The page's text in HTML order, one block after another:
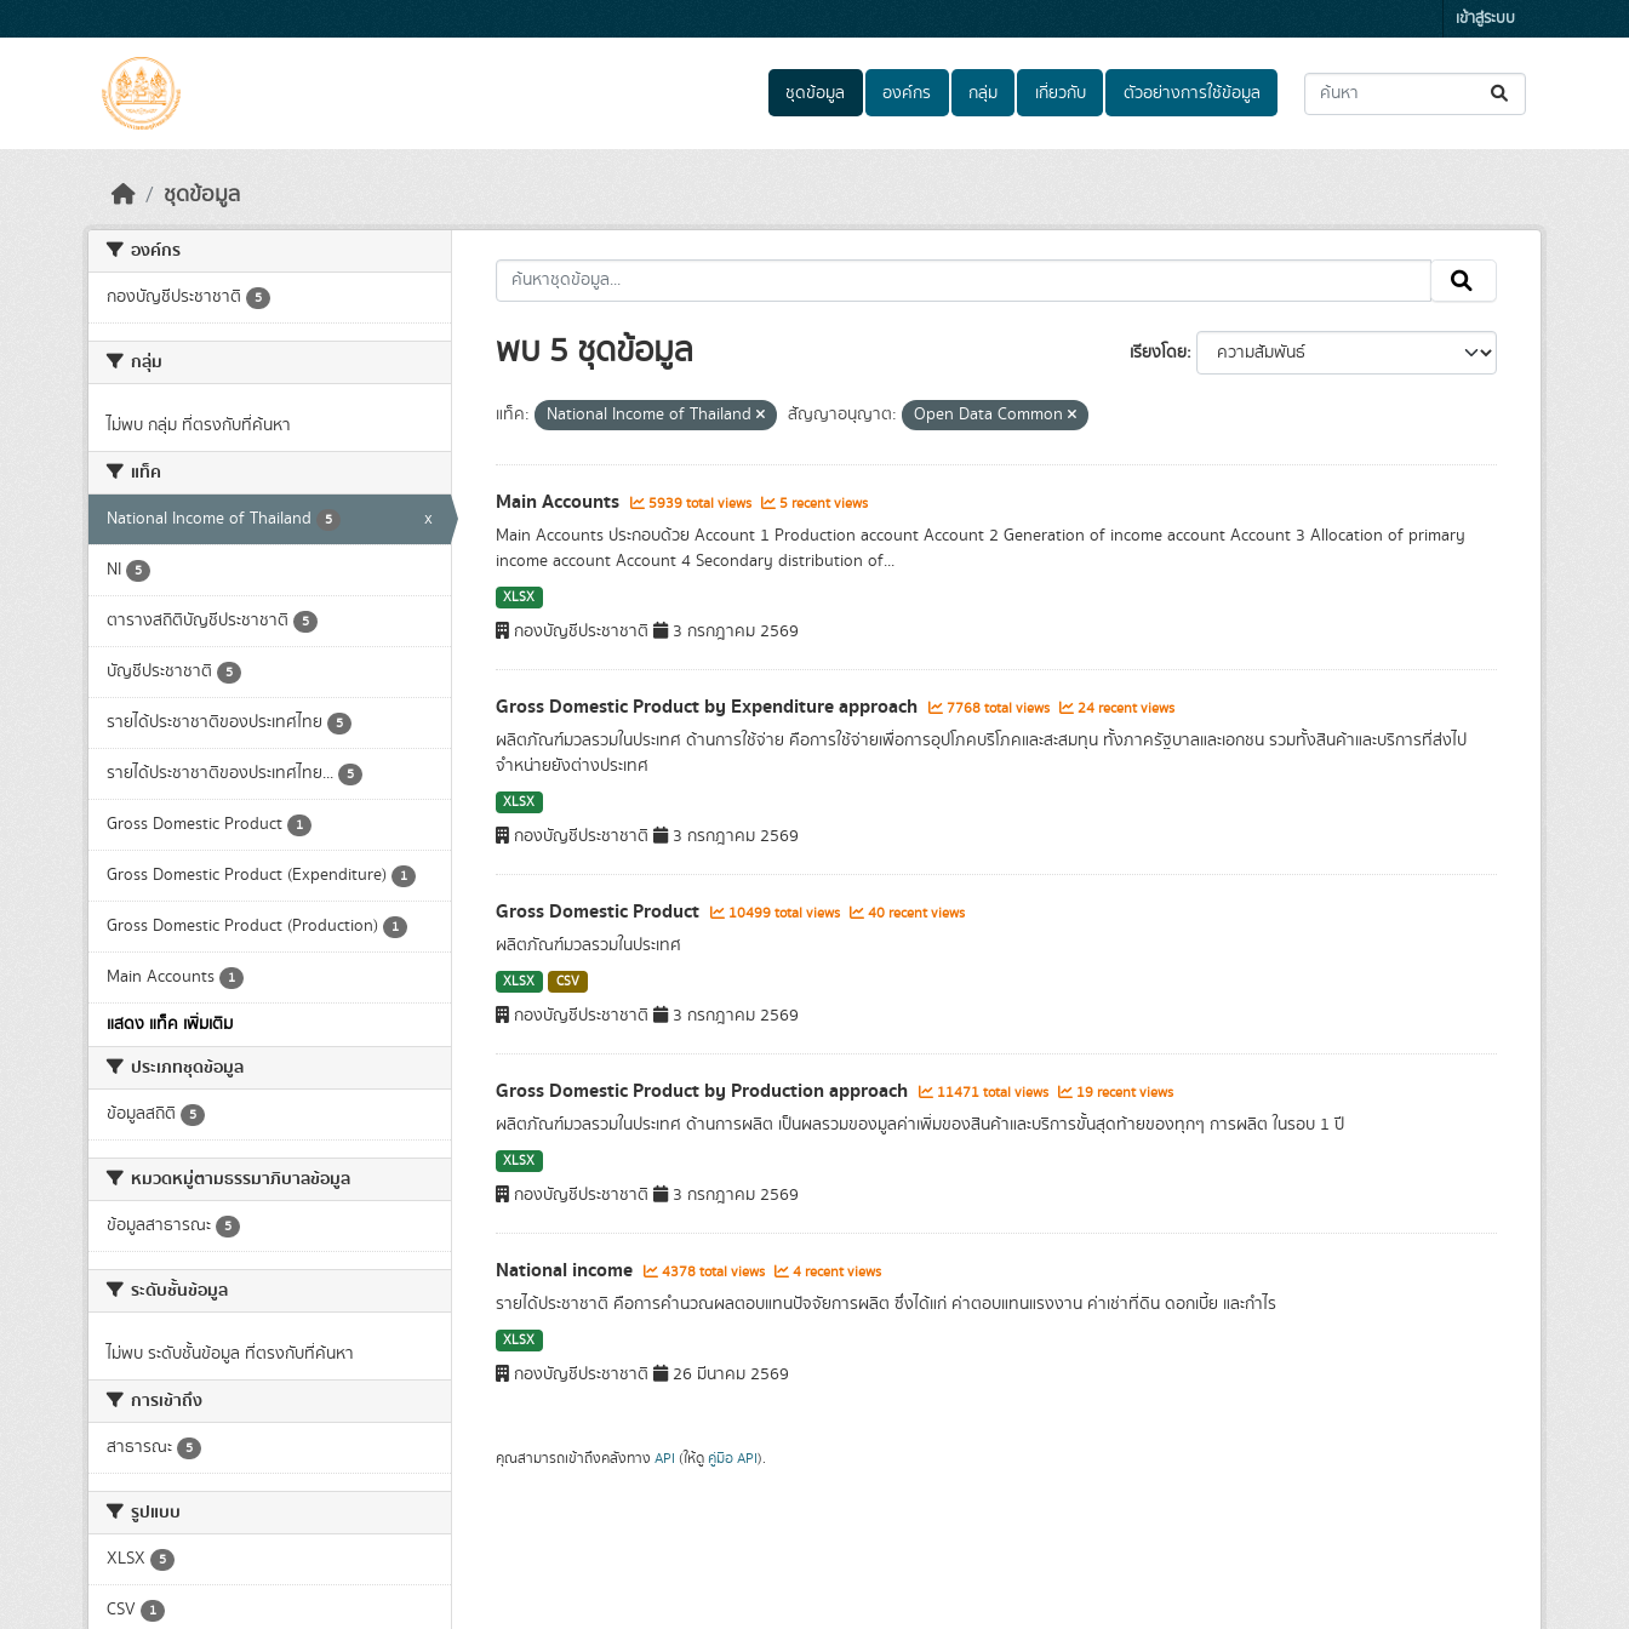
เข้าสู่ระบบ
ชุดข้อมูล องค์กร กลุ่ม เกี่ยวกับ ตัวอย่างการใช้ข้อมูล
ชุดข้อมูล
องค์กร
กองบัญชีประชาชาติ 5
กลุ่ม
ไม่พบ กลุ่ม ที่ตรงกับที่ค้นหา
แท็ค
National Income of Thailand 5 x
NI 5
ตารางสถิติบัญชีประชาชาติ 5
บัญชีประชาชาติ 5
รายได้ประชาชาติของประเทศไทย 5
รายได้ประชาชาติของประเทศไทย... 5
Gross Domestic Product 1
Gross Domestic Product (Expenditure) 1
Gross Domestic Product (Production) 1
Main Accounts 1
แสดง แท็ค เพิ่มเติม
ประเภทชุดข้อมูล
ข้อมูลสถิติ 5
หมวดหมู่ตามธรรมาภิบาลข้อมูล
ข้อมูลสาธารณะ 5
ระดับชั้นข้อมูล
ไม่พบ ระดับชั้นข้อมูล ที่ตรงกับที่ค้นหา
การเข้าถึง
สาธารณะ 5
รูปแบบ
XLSX 5
CSV 1
เรียงโดย
พบ 5 ชุดข้อมูล
แท็ค: National Income of Thailand สัญญาอนุญาต: Open Data Common
Main Accounts 5939 total views 5 recent views
Main Accounts ประกอบด้วย Account 1 Production account Account 2 Generation of income account Account 3 Allocation of primary
income account Account 4 Secondary distribution of...
XLSX
กองบัญชีประชาชาติ 3 กรกฎาคม 2569
Gross Domestic Product by Expenditure approach 7768 total views 24 recent views
ผลิตภัณฑ์มวลรวมในประเทศ ด้านการใช้จ่าย คือการใช้จ่ายเพื่อการอุปโภคบริโภคและสะสมทุน ทั้งภาครัฐบาลและเอกชน รวมทั้งสินค้าและบริการที่ส่งไป
จำหน่ายยังต่างประเทศ
XLSX
กองบัญชีประชาชาติ 3 กรกฎาคม 2569
Gross Domestic Product 10499 total views 40 recent views
ผลิตภัณฑ์มวลรวมในประเทศ
XLSX CSV
กองบัญชีประชาชาติ 3 กรกฎาคม 2569
Gross Domestic Product by Production approach 11471 total views 19 recent views
ผลิตภัณฑ์มวลรวมในประเทศ ด้านการผลิต เป็นผลรวมของมูลค่าเพิ่มของสินค้าและบริการขั้นสุดท้ายของทุกๆ การผลิต ในรอบ 1 ปี
XLSX
กองบัญชีประชาชาติ 3 กรกฎาคม 2569
National income 4378 total views 4 recent views
รายได้ประชาชาติ คือการคำนวณผลตอบแทนปัจจัยการผลิต ซึ่งได้แก่ ค่าตอบแทนแรงงาน ค่าเช่าที่ดิน ดอกเบี้ย และกำไร
XLSX
กองบัญชีประชาชาติ 26 มีนาคม 2569
คุณสามารถเข้าถึงคลังทาง API (ให้ดู คู่มือ API).